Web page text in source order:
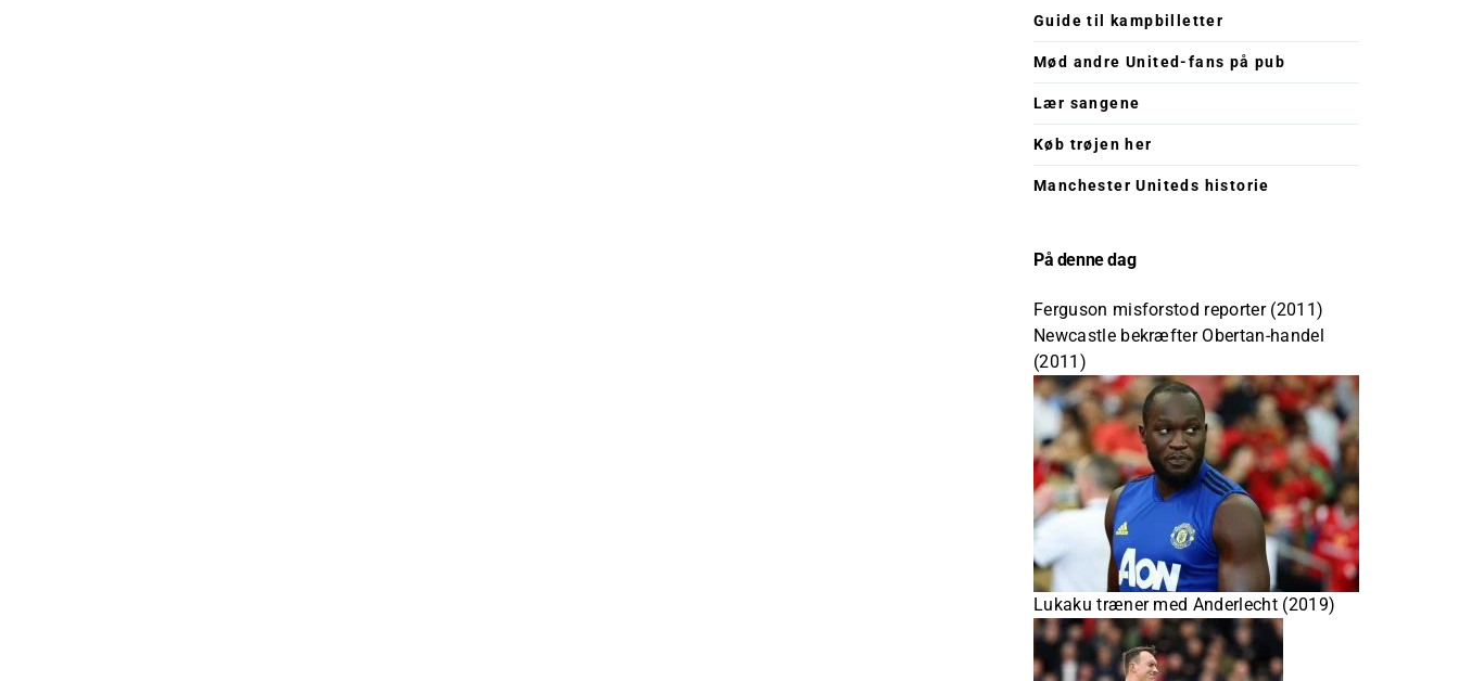
Guide til kampbilletter
Mød andre United-fans på pub
Lær sangene
Køb trøjen her
Manchester Uniteds historie
På denne dag
Ferguson misforstod reporter (2011)
Newcastle bekræfter Obertan-handel
(2011)
Lukaku træner med Anderlecht (2019)